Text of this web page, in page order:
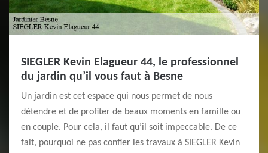
SIEGLER Kevin Elagueur 44, le professionnel
du jardin qu’il vous faut à Besne
Un jardin est cet espace qui nous permet de nous
détendre et de profiter de beaux moments en famille ou
en couple. Pour cela, il faut qu’il soit impeccable. De ce
fait, pourquoi ne pas confier les travaux à SIEGLER Kevin